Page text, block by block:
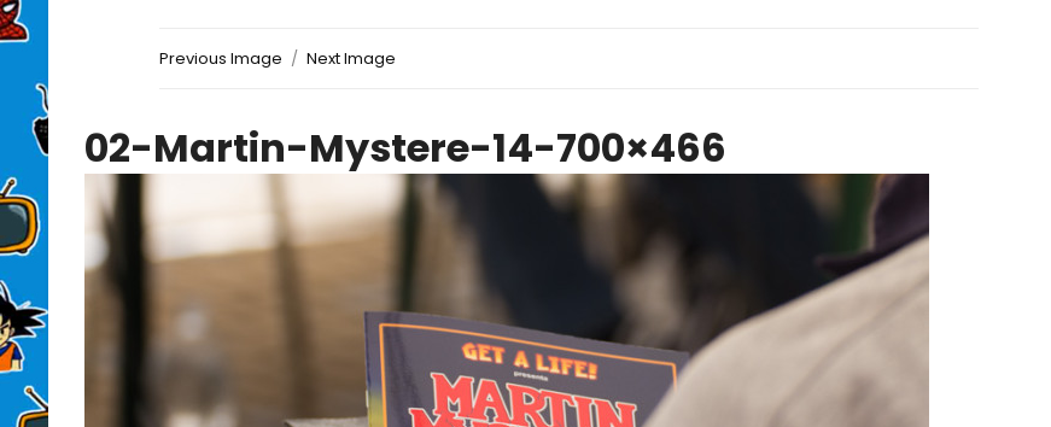
Previous Image Next Image
02-Martin-Mystere-14-700×466